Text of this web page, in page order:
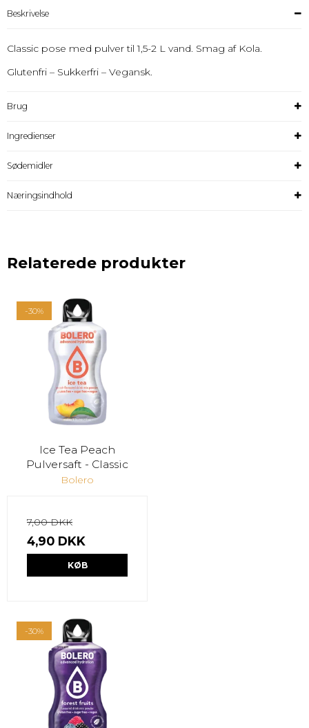
Beskrivelse
Classic pose med pulver til 1,5-2 L vand. Smag af Kola.
Glutenfri – Sukkerfri – Vegansk.
Brug
Ingredienser
Sødemidler
Næringsindhold
Relaterede produkter
-30%
Ice Tea Peach
Pulversaft - Classic
Bolero
7,00 DKK
4,90 DKK
KØB
-30%